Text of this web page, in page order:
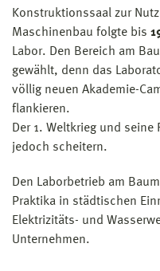
Konstruktionssaal zur
Maschinenbau folgte bis
Labor. Den Bereich am
gewählt, denn das
völlig neuen Akademie-
flankieren.
Der 1. Weltkrieg und seine
jedoch scheitern.
Den Laborbetrieb am
Praktika in städtischen
Elektrizitäts- und
Unternehmen.